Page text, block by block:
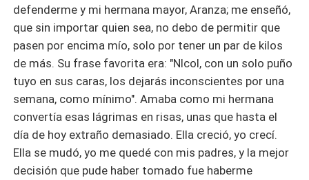
defenderme y mi hermana mayor, Aranza; me enseñó,
que sin importar quien sea, no debo de permitir que
pasen por encima mío, solo por tener un par de kilos
de más. Su frase favorita era: "NIcol, con un solo puño
tuyo en sus caras, los dejarás inconscientes por una
semana, como mínimo". Amaba como mi hermana
convertía esas lágrimas en risas, unas que hasta el
día de hoy extraño demasiado. Ella creció, yo crecí.
Ella se mudó, yo me quedé con mis padres, y la mejor
decisión que pude haber tomado fue haberme